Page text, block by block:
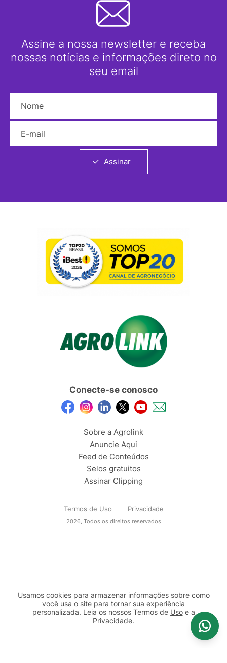
Assine a nossa newsletter e receba
nossas notícias e informações direto no
seu email
Assinar
Conecte-se conosco
Sobre a Agrolink
Anuncie Aqui
Feed de Conteúdos
Selos gratuitos
Assinar Clipping
Termos de Uso Privacidade
2026, Todos os direitos reservados
Usamos cookies para armazenar informações sobre como
você usa o site para tornar sua experiência
personalizada. Leia os nossos Termos de Usoe a
Privacidade.